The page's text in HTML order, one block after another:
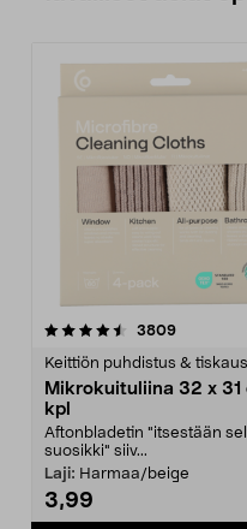
3809arvostelut
Keittiön puhdistus & tiskaus
Mikrokuituliina 32 x 31
kpl
Aftonbladetin "itsestään
suosikki" siiv...
Laji: Harmaa/beige
3,99
4.5viidestä